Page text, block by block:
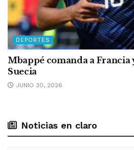
DEPORTES
Mbappé comanda a Francia
Suecia
JUNIO 30, 2026
Noticias en claro